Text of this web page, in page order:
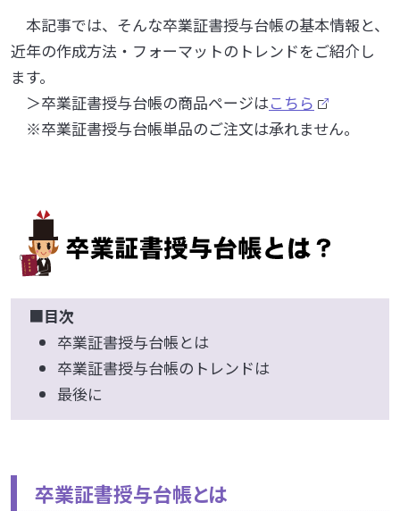
本記事では、そんな卒業証書授与台帳の基本情報と、
近年の作成方法・フォーマットのトレンドをご紹介し
ます。
＞卒業証書授与台帳の商品ページはこちら
※卒業証書授与台帳単品のご注文は承れません。
■目次
卒業証書授与台帳とは
卒業証書授与台帳のトレンドは
最後に
卒業証書授与台帳とは